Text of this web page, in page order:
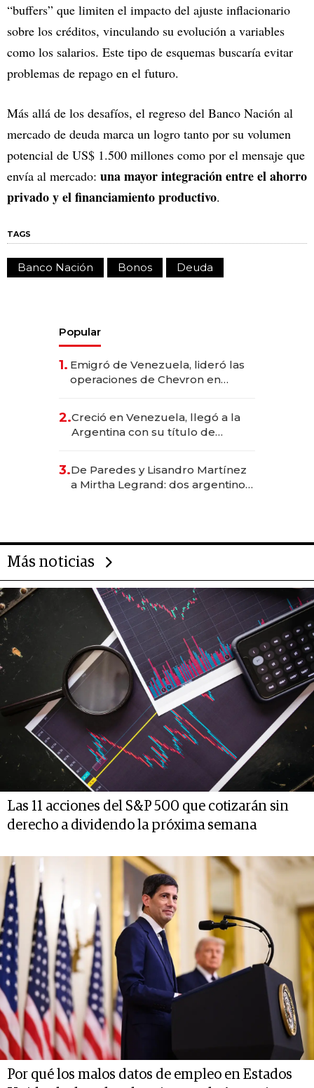
“buffers” que limiten el impacto del ajuste inflacionario
sobre los créditos, vinculando su evolución a variables
como los salarios. Este tipo de esquemas buscaría evitar
problemas de repago en el futuro.
Más allá de los desafíos, el regreso del Banco Nación al
mercado de deuda marca un logro tanto por su volumen
potencial de US$ 1.500 millones como por el mensaje que
envía al mercado: una mayor integración entre el ahorro
privado y el financiamiento productivo.
TAGS
Banco Nación Bonos Deuda
Popular
1. Emigró de Venezuela, lideró las
operaciones de Chevron en
2.Creció en Venezuela, llegó a la
Argentina con su título de
las marcas "fast premium"
3.De Paredes y Lisandro Martínez
a Mirtha Legrand: dos argentinos
Más noticias
Las 11 acciones del S&P 500 que cotizarán sin
derecho a dividendo la próxima semana
Por qué los malos datos de empleo en Estados